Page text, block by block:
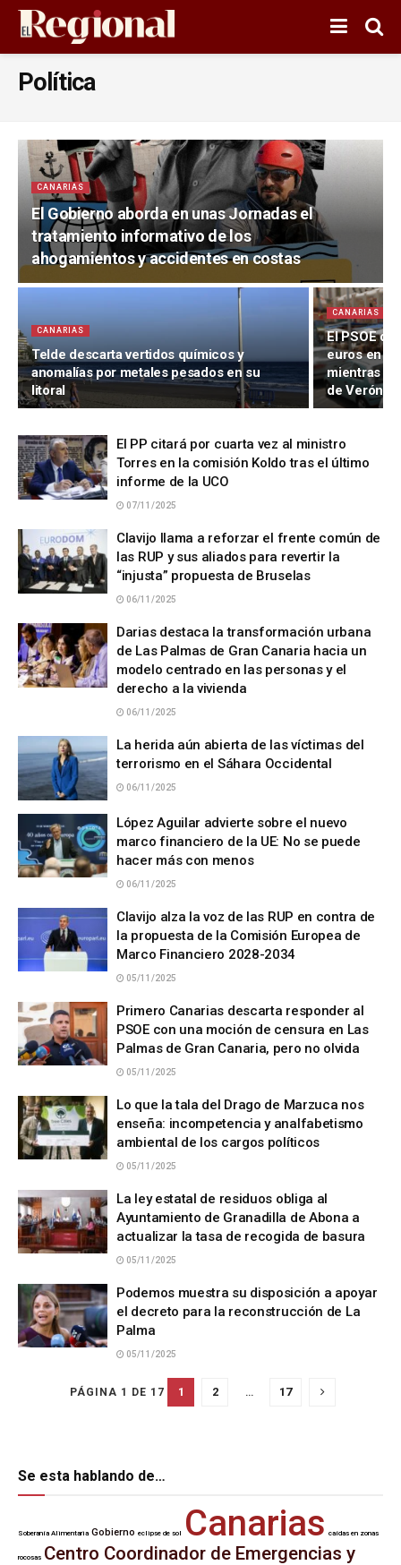
Política
CANARIAS
El Gobierno aborda en unas Jornadas el
tratamiento informativo de los
ahogamientos y accidentes en costas
CANARIAS
Telde descarta vertidos químicos y
anomalías por metales pesados en su
litoral
CANARIAS
El PSOE
euros en
mientras
de
El PP citará por cuarta vez al ministro
Torres en la comisión Koldo tras el último
informe de la UCO
07/11/2025
Clavijo llama a reforzar el frente común de
las RUP y sus aliados para revertir la
“injusta” propuesta de Bruselas
06/11/2025
Darias destaca la transformación urbana
de Las Palmas de Gran Canaria hacia un
modelo centrado en las personas y el
derecho a la vivienda
06/11/2025
La herida aún abierta de las víctimas del
terrorismo en el Sáhara Occidental
06/11/2025
López Aguilar advierte sobre el nuevo
marco financiero de la UE: No se puede
hacer más con menos
06/11/2025
Clavijo alza la voz de las RUP en contra de
la propuesta de la Comisión Europea de
Marco Financiero 2028-2034
05/11/2025
Primero Canarias descarta responder al
PSOE con una moción de censura en Las
Palmas de Gran Canaria, pero no olvida
05/11/2025
Lo que la tala del Drago de Marzuca nos
enseña: incompetencia y analfabetismo
ambiental de los cargos políticos
05/11/2025
La ley estatal de residuos obliga al
Ayuntamiento de Granadilla de Abona a
actualizar la tasa de recogida de basura
05/11/2025
Podemos muestra su disposición a apoyar
el decreto para la reconstrucción de La
Palma
05/11/2025
PÁGINA 1 DE 17 1 2 … 17
Se esta hablando de…
Soberanía Alimentaria Gobierno eclipse de sol Canarias caídas en zonas
rocosas Centro Coordinador de Emergencias y